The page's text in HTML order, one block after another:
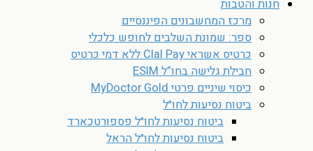
חנות והטבות
מרכז המחשבונים הפיננסיים
ספר: שמונת השלבים לחופש כלכלי
כרטיס אשראי Clal Pay ללא דמי כרטיס
חבילת גלישה בחו”ל ESIM
כיסוי שיניים פרטי MyDoctor Gold
ביטוח נסיעות לחו״ל
ביטוח נסיעות לחו״ל פספורטכארד
ביטוח נסיעות לחו״ל הראל